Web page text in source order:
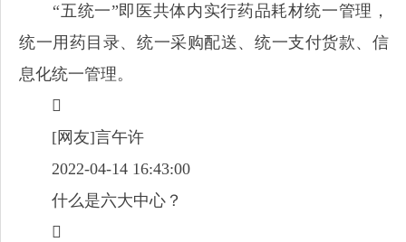
“五统一”即医共体内实行药品耗材统一管理，
统一用药目录、统一采购配送、统一支付货款、信
息化统一管理。

[网友]言午许
2022-04-14 16:43:00
什么是六大中心？
